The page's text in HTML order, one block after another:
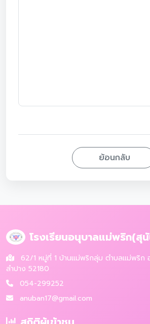
ย้อนกลับ
โรงเรียนอนุบาลแม่พริก(สุ
62/1 หมู่ที่ 1 บ้านแม่พริกลุ่ม ตำบลแม่พริก
ลำปาง 52180
054-299252
anuban17@gmail.com